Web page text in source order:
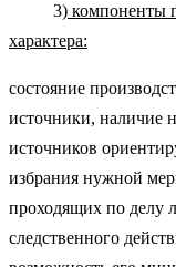
3) компоненты
характера:
состояние
источники, наличие
источников
избрания нужной
проходящих по делу
следственного